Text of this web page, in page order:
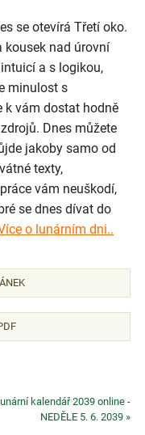
se otevírá Třetí oko.
kousek nad úrovní
a s logikou,
minulost s
k vám dostat hodně
Dnes můžete
jakoby samo od
texty,
vám neuškodí,
se dnes dívat do
o lunárním dni..
kalendář 2039 online -
NEDĚLE 5. 6. 2039 »